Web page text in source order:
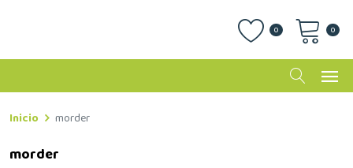
0 0
Inicio morder
morder